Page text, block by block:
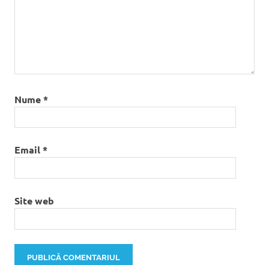
Nume*
Email*
Site web